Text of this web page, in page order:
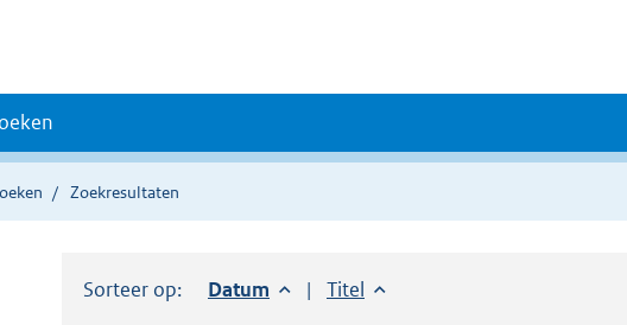
Zoekresultaten
Sorteer op: Sorteer op:
Datum aflopendSorteer op:
Titel oplopend